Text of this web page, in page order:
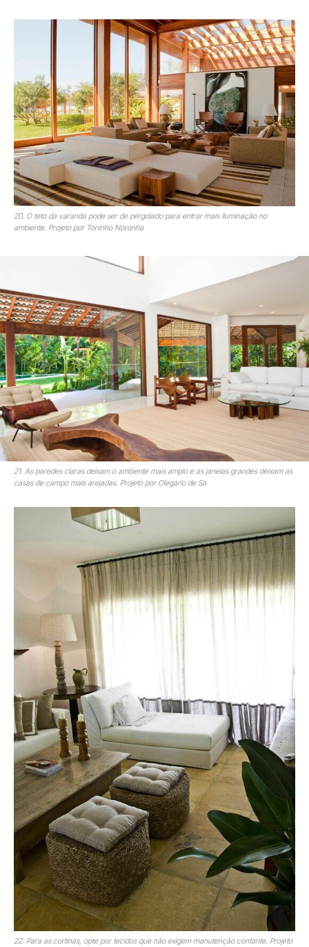
20. O teto da varanda pode ser de pergolado para entrar mais iluminação no
ambiente. Projeto por Toninho Noronha
21. As paredes claras deixam o ambiente mais amplo e as janelas grandes deixam as
casas de campo mais arejadas. Projeto por Olegário de Sá
22. Para as cortinas, opte por tecidos que não exigem manutenção contante. Projeto